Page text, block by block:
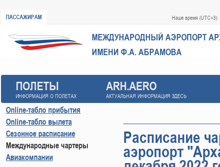
ПАССАЖИРАМ Наше время (UTC+3):
МЕЖДУНАРОДНЫЙ АЭРОПОРТ
ИМЕНИ Ф.А. АБРАМОВА
ПОЛЕТЫ
ИНФОРМАЦИЯ О ПОЛЕТАХ
ARH.AERO
АКТУАЛЬНАЯ ИНФОРМАЦИЯ ЗДЕСЬ
Online-табло прибытия
Online-табло вылета
Сезонное расписание
Международные чартеры
Авиакомпании
Расписание
аэропорт